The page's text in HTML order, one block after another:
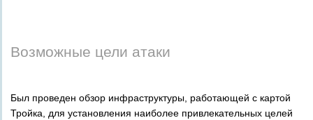
Возможные цели атаки
Был проведен обзор инфраструктуры, работающей с картой
Тройка, для установления наиболее привлекательных целей